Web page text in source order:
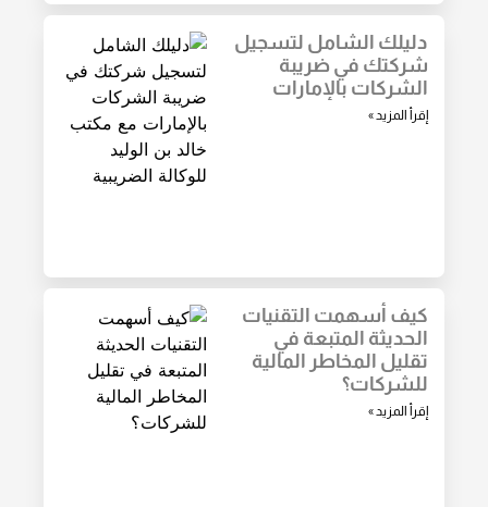
دليلك الشامل لتسجيل
شركتك في ضريبة
الشركات بالإمارات
إقرأ المزيد »
كيف أسهمت التقنيات
الحديثة المتبعة في
تقليل المخاطر المالية
للشركات؟
إقرأ المزيد »